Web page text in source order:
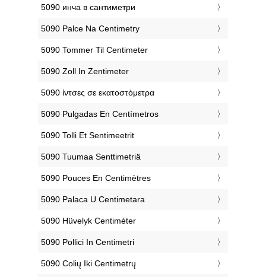
‎5090 инча в сантиметри
‎5090 Palce Na Centimetry
‎5090 Tommer Til Centimeter
‎5090 Zoll In Zentimeter
‎5090 ίντσες σε εκατοστόμετρα
‎5090 Pulgadas En Centímetros
‎5090 Tolli Et Sentimeetrit
‎5090 Tuumaa Senttimetriä
‎5090 Pouces En Centimètres
‎5090 Palaca U Centimetara
‎5090 Hüvelyk Centiméter
‎5090 Pollici In Centimetri
‎5090 Colių Iki Centimetrų